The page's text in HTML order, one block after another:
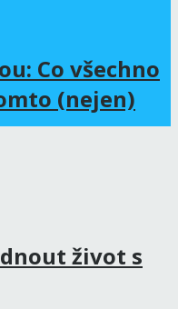
Co všechno
(nejen)
život s